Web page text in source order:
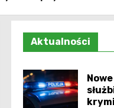
Aktualności